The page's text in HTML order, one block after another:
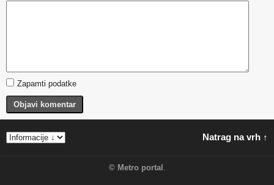
Zapamti podatke
Objavi komentar
Natrag na vrh ↑
© Metro portal .